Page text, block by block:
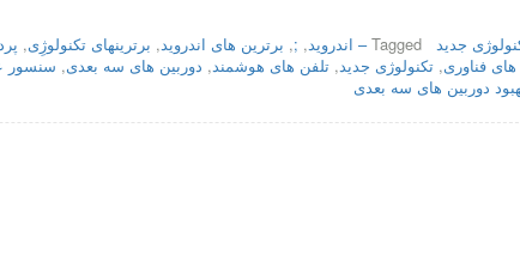
جدید Tagged – اندروید,
;
, برترین های اندروید, برترینهای تکنولوژِی,
های فناوری,تکنولوژی جدید,تلفن های هوشمند, دوربین های سه بعدی, سنسور